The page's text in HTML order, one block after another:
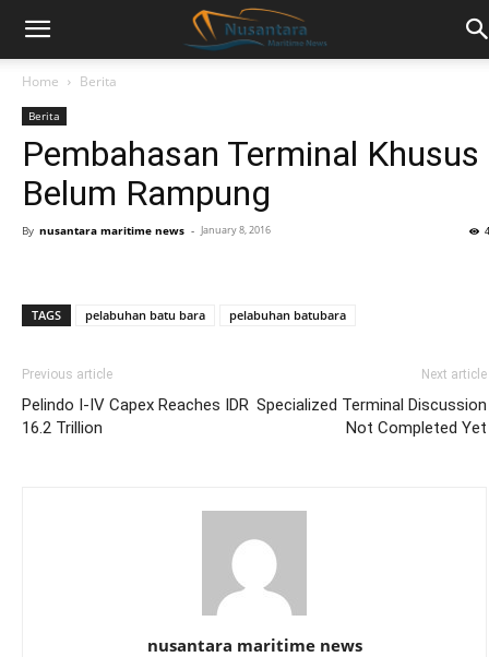
Home Berita
Berita
Pembahasan Terminal Khusus
Belum Rampung
By nusantara maritime news - January 8, 2016
TAGS pelabuhan batu bara pelabuhan batubara
Previous article
Pelindo I-IV Capex Reaches IDR
16.2 Trillion
Next article
Specialized Terminal Discussion
Not Completed Yet
nusantara maritime news